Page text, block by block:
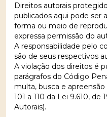
Direitos autorais
publicados aqui pode ser
forma ou meio de
expressa permissão do
A responsabilidade pelo
são de seus respectivos
A violação dos direitos é
parágrafos do Código
multa, busca e
101 a 110 da Lei 9.610,
Autorais).